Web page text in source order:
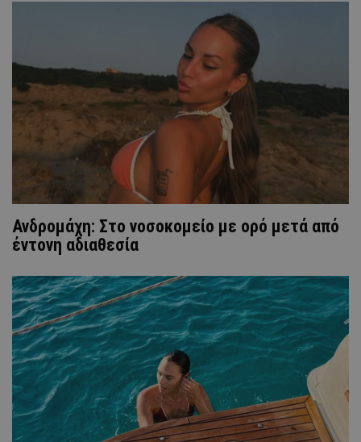
Ανδρομάχη: Στο νοσοκομείο με ορό μετά από
έντονη αδιαθεσία